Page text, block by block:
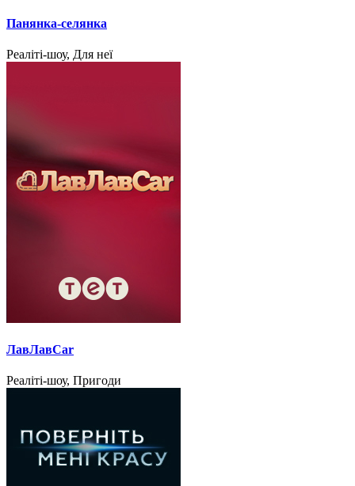
Панянка-селянка
Реаліті-шоу, Для неї
ЛавЛавCar
Реаліті-шоу, Пригоди